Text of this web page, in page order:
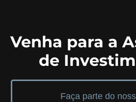
Venha para a
de
Faça parte do